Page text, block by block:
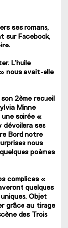
ses romans,
sur Facebook,
L’huile
nous avait-elle
2ème recueil
Minne
une soirée «
dévoilera ses
Bord notre
nous
poèmes
complices «
quelques
Objet
grâce au tirage
des Trois